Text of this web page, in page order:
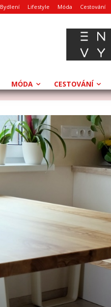
Bydlení Lifestyle Móda Cestování
MÓDA CESTOVÁNÍ